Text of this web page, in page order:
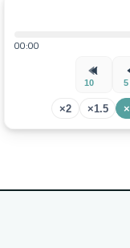
00:00
5
10
1.5×
2×